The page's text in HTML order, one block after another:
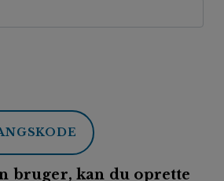
bruger, kan du oprette